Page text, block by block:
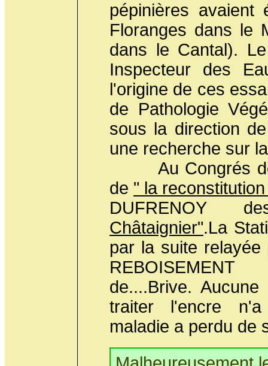
pépinières
Floranges dans le
dans le Cantal).
Inspecteur des
l'origine de ces
de Pathologie
sous la direction
une recherche sur
Au Congrés de
de " la
DUFRENOY
Châtaignier".La
par la suite
de....Brive.
traiter l'encre
maladie a perdu de